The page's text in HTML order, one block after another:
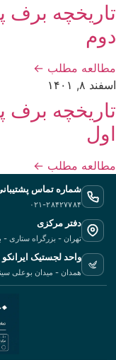
دوم
مطالعه مطلب ←
اسفند ۸, ۱۴۰۱
اول
مطالعه مطلب ←
شماره تماس
۰۲۱-۲۸۴۲۷۷۸۴
دفتر مرکزی
تهران - بزرگراه ستاری
واحد لجستیک
همدان - میدان بوعلی